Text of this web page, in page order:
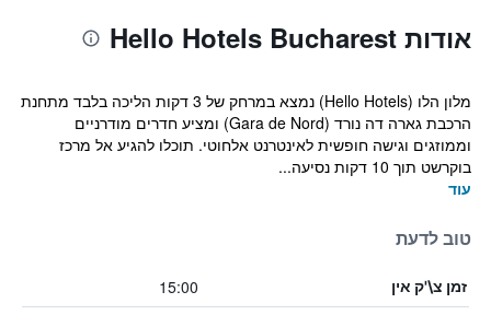
אודות Hello Hotels Bucharest
מלון הלו (Hello Hotels) נמצא במרחק של 3 דקות הליכה בלבד מתחנת
הרכבת גארה דה נורד (Gara de Nord) ומציע חדרים מודרניים
וממוזגים וגישה חופשית לאינטרנט אלחוטי. תוכלו להגיע אל מרכז
בוקרשט תוך 10 דקות נסיעה...
עוד
טוב לדעת
זמן צ\'ק אין 15:00